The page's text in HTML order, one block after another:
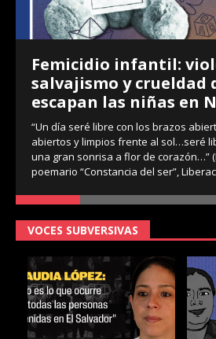
Femicidio infantil:
salvajismo y crueldad
escapan las niñas en
“Un día seré libre con los brazos
abiertos y limpios frente al sol…seré
una gran sonrisa a flor de corazón…”
poemario “Constancia del ser”,
VOCES SUBVERSIVAS